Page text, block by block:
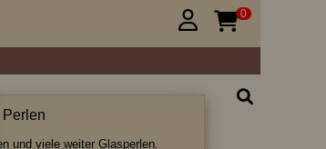
 0
und viele weiter Glasperlen.